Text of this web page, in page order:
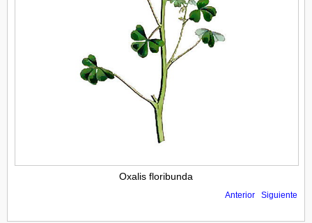
Oxalis floribunda
Anterior Siguiente